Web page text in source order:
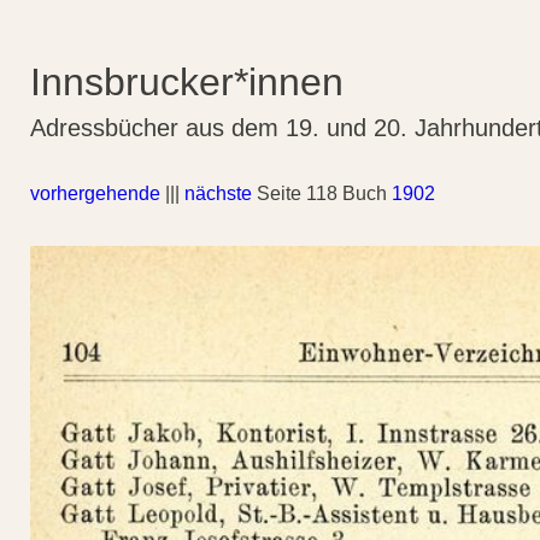
Innsbrucker*innen
Adressbücher aus dem 19. und 20.
vorhergehende nächste Seite 118 Buch 1902